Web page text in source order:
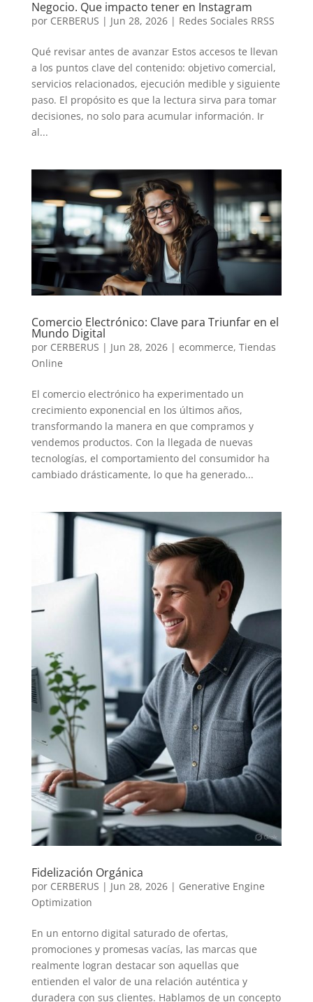
Negocio. Que impacto tener en Instagram
por CERBERUS | Jun 28, 2026| Redes Sociales RRSS
Qué revisar antes de avanzar Estos accesos te llevan
a los puntos clave del contenido: objetivo comercial,
servicios relacionados, ejecución medible y siguiente
paso. El propósito es que la lectura sirva para tomar
decisiones, no solo para acumular información. Ir
al...
Comercio Electrónico: Clave para Triunfar en el
Mundo Digital
por CERBERUS | Jun 28, 2026| ecommerce, Tiendas
Online
El comercio electrónico ha experimentado un
crecimiento exponencial en los últimos años,
transformando la manera en que compramos y
vendemos productos. Con la llegada de nuevas
tecnologías, el comportamiento del consumidor ha
cambiado drásticamente, lo que ha generado...
Fidelización Orgánica
por CERBERUS | Jun 28, 2026| Generative Engine
Optimization
En un entorno digital saturado de ofertas,
promociones y promesas vacías, las marcas que
realmente logran destacar son aquellas que
entienden el valor de una relación auténtica y
duradera con sus clientes. Hablamos de un concepto